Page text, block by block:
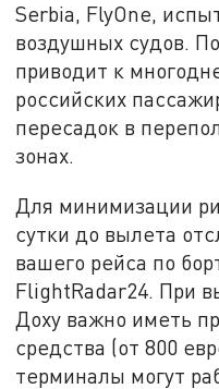
Serbia, FlyOne,
воздушных судов.
приводит к
российских
пересадок в
зонах.
Для минимизации
сутки до вылета
вашего рейса по
FlightRadar24. При
Доху важно иметь
средства (от 800
терминалы могут